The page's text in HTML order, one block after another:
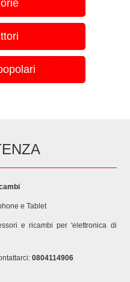
e Tablet
e ricambi per 'elettronica di
0804114906